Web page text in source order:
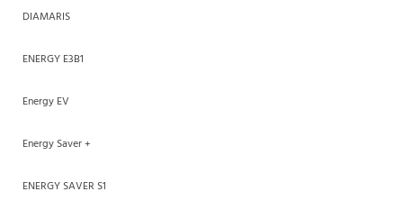
DIAMARIS
ENERGY E3B1
Energy EV
Energy Saver +
ENERGY SAVER S1